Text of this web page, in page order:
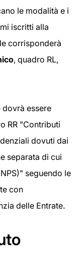
le modalità e i
iscritti alla
corrisponderà
, quadro RL,
essere
RR "Contributi
dovuti dai
separata di cui
seguendo le
con
delle Entrate.